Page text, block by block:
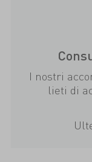
I nostri
lieti di